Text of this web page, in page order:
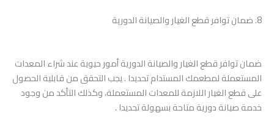
8. ضمان توافر قطع الغيار والصيانة الدورية
ضمان توافر قطع الغيار والصيانة الدورية أمور حيوية عند شراء المعدات
المستعملة لمطعمك المستدام تحديدا . يجب التحقق من قابلية الحصول
على قطع الغيار اللازمة للمعدات المستعملة، وكذلك التأكد من وجود
خدمة صيانة دورية متاحة بسهولة تحديدا .